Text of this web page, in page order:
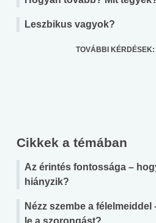
Leszbikus vagyok?
TOVÁBBI
Cikkek a témában
Az érintés fontossága –
hiányzik?
Nézz szembe a
le a szorongást?